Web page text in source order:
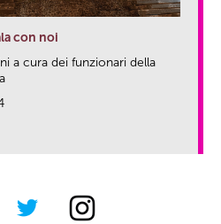
con noi
a cura dei funzionari della